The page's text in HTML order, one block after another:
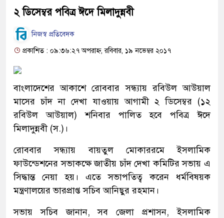
২ ডিসেম্বর পবিত্র ঈদে মিলাদুন্নবী
নিজস্ব প্রতিবেদক
প্রকাশিত : ০৯:৩৬:২৭ অপরাহ্ন, রবিবার, ১৯ নভেম্বর ২০১৭
বাংলাদেশের আকাশে রোববার সন্ধ্যায় রবিউল আউয়াল
মাসের চাঁদ না দেখা যাওয়ায় আগামী ২ ডিসেম্বর (১২
রবিউল আউয়াল) শনিবার পালিত হবে পবিত্র ঈদে
মিলাদুন্নবী (স.)।
রোববার সন্ধ্যায় বায়তুল মোকাররমে ইসলামিক
ফাউন্ডেশনের সভাকক্ষে জাতীয় চাঁদ দেখা কমিটির সভায় এ
সিদ্ধান্ত নেয়া হয়। এতে সভাপতিত্ব করেন ধর্মবিষয়ক
মন্ত্রণালয়ের ভারপ্রাপ্ত সচিব আনিছুর রহমান।
সভায় সচিব জানান, সব জেলা প্রশাসন, ইসলামিক